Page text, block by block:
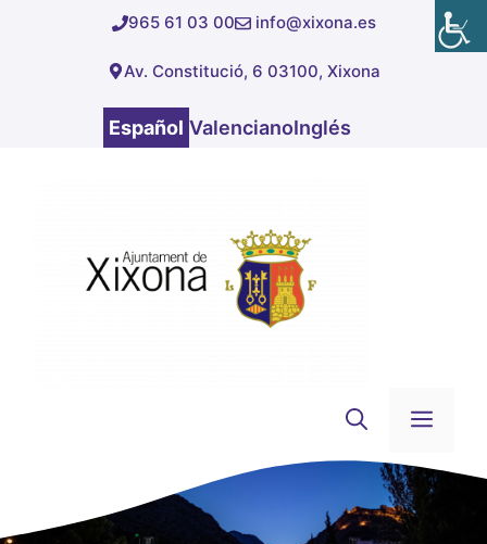
965 61 03 00 info@xixona.es
Av. Constitució, 6 03100, Xixona
Español ValencianoInglés